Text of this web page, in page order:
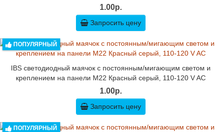
1.00р.
Запросить цену
ПОПУЛЯРНЫЙ
IBS светодиодный маячок с постоянным/мигающим светом и
креплением на панели M22 Красный серый, 110-120 V AC
1.00р.
Запросить цену
ПОПУЛЯРНЫЙ